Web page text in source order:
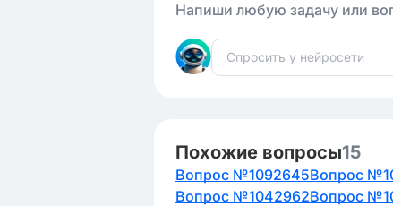
Напиши любую задачу или
Похожие вопросы15
Вопрос №1092645Вопрос
Вопрос №1042962Вопрос